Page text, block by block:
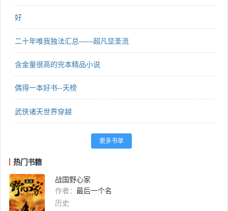
好
二十年唯我独法汇总——超凡显圣流
含金量很高的完本精品小说
偶得一本好书--天榜
武侠诸天世界穿越
更多书单
热门书籍
战国野心家
作者： 最后一个名
历史